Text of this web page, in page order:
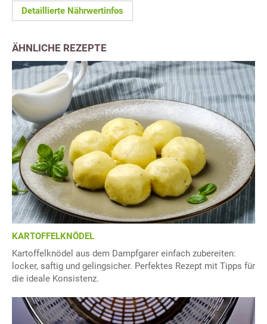
Detaillierte Nährwertinfos
ÄHNLICHE REZEPTE
KARTOFFELKNÖDEL
Kartoffelknödel aus dem Dampfgarer einfach zubereiten:
locker, saftig und gelingsicher. Perfektes Rezept mit Tipps für
die ideale Konsistenz.